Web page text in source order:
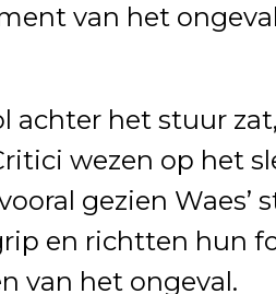
van het
achter het stuur
wezen op het
gezien Waes’
en richtten hun
van het ongeval.